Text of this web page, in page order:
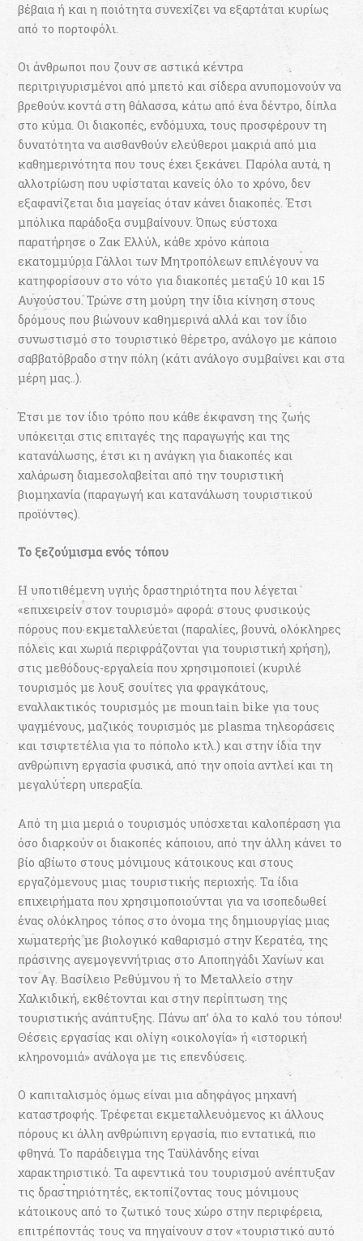
βέβαια ή και η ποιότητα συνεχίζει να εξαρτάται κυρίως
από το πορτοφόλι.
Οι άνθρωποι που ζουν σε αστικά κέντρα
περιτριγυρισμένοι από μπετό και σίδερα ανυπομονούν να
βρεθούν κοντά στη θάλασσα, κάτω από ένα δέντρο, δίπλα
στο κύμα. Οι διακοπές, ενδόμυχα, τους προσφέρουν τη
δυνατότητα να αισθανθούν ελεύθεροι μακριά από μια
καθημερινότητα που τους έχει ξεκάνει. Παρόλα αυτά, η
αλλοτρίωση που υφίσταται κανείς όλο το χρόνο, δεν
εξαφανίζεται δια μαγείας όταν κάνει διακοπές. Έτσι
μπόλικα παράδοξα συμβαίνουν. Όπως εύστοχα
παρατήρησε ο Ζακ Ελλύλ, κάθε χρόνο κάποια
εκατομμύρια Γάλλοι των Μητροπόλεων επιλέγουν να
κατηφορίσουν στο νότο για διακοπές μεταξύ 10 και 15
Αυγούστου. Τρώνε στη μούρη την ίδια κίνηση στους
δρόμους που βιώνουν καθημερινά αλλά και τον ίδιο
συνωστισμό στο τουριστικό θέρετρο, ανάλογο με κάποιο
σαββατόβραδο στην πόλη (κάτι ανάλογο συμβαίνει και στα
μέρη μας..).
Έτσι με τον ίδιο τρόπο που κάθε έκφανση της ζωής
υπόκειται στις επιταγές της παραγωγής και της
κατανάλωσης, έτσι κι η ανάγκη για διακοπές και
χαλάρωση διαμεσολαβείται από την τουριστική
βιομηχανία (παραγωγή και κατανάλωση τουριστικού
προϊόντος).
Το ξεζούμισμα ενός τόπου
Η υποτιθέμενη υγιής δραστηριότητα που λέγεται
«επιχειρείν στον τουρισμό» αφορά: στους φυσικούς
πόρους που εκμεταλλεύεται (παραλίες, βουνά, ολόκληρες
πόλεις και χωριά περιφράζονται για τουριστική χρήση),
στις μεθόδους-εργαλεία που χρησιμοποιεί (κυριλέ
τουρισμός με λουξ σουίτες για φραγκάτους,
εναλλακτικός τουρισμός με mountain bike για τους
ψαγμένους, μαζικός τουρισμός με plasma τηλεοράσεις
και τσιφτετέλια για το πόπολο κτλ.) και στην ίδια την
ανθρώπινη εργασία φυσικά, από την οποία αντλεί και τη
μεγαλύτερη υπεραξία.
Από τη μια μεριά ο τουρισμός υπόσχεται καλοπέραση για
όσο διαρκούν οι διακοπές κάποιου, από την άλλη κάνει το
βίο αβίωτο στους μόνιμους κάτοικους και στους
εργαζόμενους μιας τουριστικής περιοχής. Τα ίδια
επιχειρήματα που χρησιμοποιούνται για να ισοπεδωθεί
ένας ολόκληρος τόπος στο όνομα της δημιουργίας μιας
χωματερής με βιολογικό καθαρισμό στην Κερατέα, της
πράσινης ανεμογεννήτριας στο Αποπηγάδι Χανίων και
τον Αγ. Βασίλειο Ρεθύμνου ή το Μεταλλείο στην
Χαλκιδική, εκθέτονται και στην περίπτωση της
τουριστικής ανάπτυξης. Πάνω απ’ όλα το καλό του τόπου!
Θέσεις εργασίας και ολίγη «οικολογία» ή «ιστορική
κληρονομιά» ανάλογα με τις επενδύσεις.
Ο καπιταλισμός όμως είναι μια αδηφάγος μηχανή
καταστροφής. Τρέφεται εκμεταλλευόμενος κι άλλους
πόρους κι άλλη ανθρώπινη εργασία, πιο εντατικά, πιο
φθηνά. Το παράδειγμα της Ταϋλάνδης είναι
χαρακτηριστικό. Τα αφεντικά του τουρισμού ανέπτυξαν
τις δραστηριότητές, εκτοπίζοντας τους μόνιμους
κάτοικους από το ζωτικό τους χώρο στην περιφέρεια,
επιτρέποντάς τους να πηγαίνουν στον «τουριστικό αυτό